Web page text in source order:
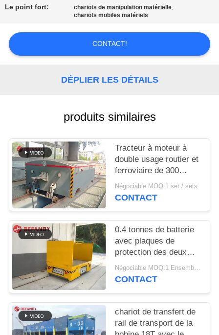
DEMANDEZ
DU
SITE
PRIVACY
POLICY
Le point fort: chariots de manipulation matérielle,
chariots mobiles matériels
CONTACT!
DÉPLIER LES DÉTAILS
produits similaires
Tracteur à moteur à
double usage routier et
ferroviaire de 300
tonnes
Négociable MOQ:1 set / sets
CONTACT
0.4 tonnes de batterie
avec plaques de
protection des deux
côtés du panier de
transfert
Négociable MOQ:1 Ensemble/sets
CONTACT
chariot de transfert de
rail de transport de la